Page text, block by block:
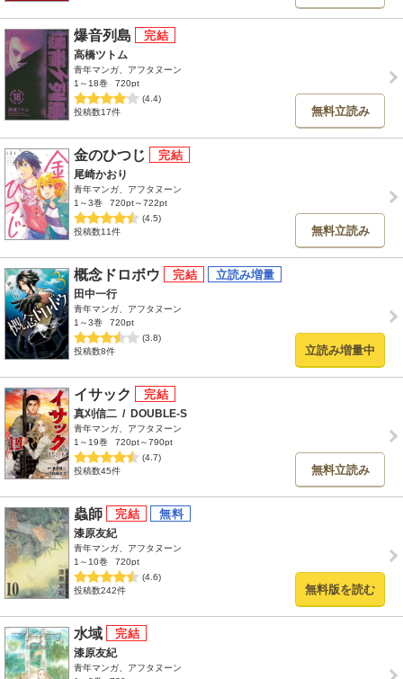
爆音列島
高橋ツトム
青年マンガ、アフタヌーン
1～18巻
720pt
(4.4)
投稿数17件
無料立読み
金のひつじ
尾崎かおり
青年マンガ、アフタヌーン
1～3巻
720pt～722pt
(4.5)
投稿数11件
無料立読み
概念ドロボウ
田中一行
青年マンガ、アフタヌーン
1～3巻
720pt
(3.8)
投稿数8件
立読み増量中
イサック
真刈信二 / DOUBLE-S
青年マンガ、アフタヌーン
1～19巻
720pt～790pt
(4.7)
投稿数45件
無料立読み
蟲師
漆原友紀
青年マンガ、アフタヌーン
1～10巻
720pt
(4.6)
投稿数242件
無料版を読む
水域
漆原友紀
青年マンガ、アフタヌーン